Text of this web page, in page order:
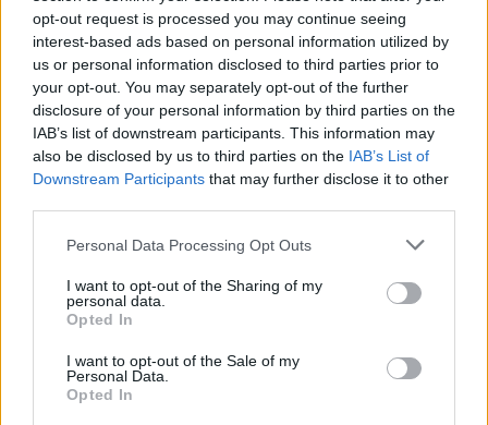
opt-out request is processed you may continue seeing
interest-based ads based on personal information utilized by
us or personal information disclosed to third parties prior to
your opt-out. You may separately opt-out of the further
disclosure of your personal information by third parties on the
IAB’s list of downstream participants. This information may
also be disclosed by us to third parties on the IAB’s List of
Downstream Participants that may further disclose it to other
Personal Data Processing Opt Outs
I want to opt-out of the Sharing of my
personal data.
Opted In
I want to opt-out of the Sale of my
Personal Data.
Opted In
{youtubejw width="469"}inbaRja7iXY{/youtubejw}
{youtubejw width="469"}p7CdJvSFBJQ{/youtubejw}
ΠΡΟΗΓΟΎΜΕΝΟ ΆΡΘΡΟ: ΤΑ ΝΈΑ ΦΟΙΤΗΤΙΚΆ
ΠΡΟΗΓ ΕΠΌΜΕΝΟ ΆΡΘΡΟ:
ΕΠΌΜΕΝΟ
0 SHARE
facebook messenger
twitter
whatsapp
Ακολούθησε το platform.gr στο Google News και μάθε
πρώτος όλα τα τελευταία trends